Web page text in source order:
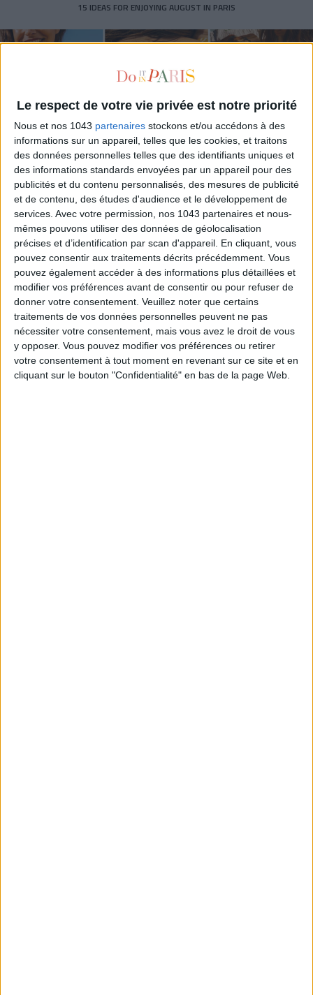
Le respect de votre vie privée est notre priorité
Nous et nos 1043 partenaires stockons et/ou accédons à des
informations sur un appareil, telles que les cookies, et traitons
des données personnelles telles que des identifiants uniques et
des informations standards envoyées par un appareil pour des
publicités et du contenu personnalisés, des mesures de publicité
et de contenu, des études d'audience et le développement de
services. Avec votre permission, nos 1043 partenaires et nous-
mêmes pouvons utiliser des données de géolocalisation
précises et d’identification par scan d'appareil. En cliquant, vous
pouvez consentir aux traitements décrits précédemment. Vous
pouvez également accéder à des informations plus détaillées et
modifier vos préférences avant de consentir ou pour refuser de
donner votre consentement. Veuillez noter que certains
traitements de vos données personnelles peuvent ne pas
nécessiter votre consentement, mais vous avez le droit de vous
y opposer. Vous pouvez modifier vos préférences ou retirer
votre consentement à tout moment en revenant sur ce site et en
cliquant sur le bouton "Confidentialité" en bas de la page Web.
15 IDEAS FOR ENJOYING AUGUST IN PARIS
SPF 50 SUNSCREENS YOU'LL ACTUALLY WANT TO SLATHER ON
THE BEST HOTELS FOR A SPA AND GASTRONOMY WEEKEND